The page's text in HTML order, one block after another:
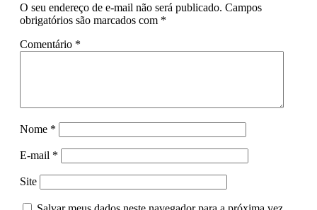
O seu endereço de e-mail não será publicado. Campos
obrigatórios são marcados com *
Comentário *
Nome *
E-mail *
Site